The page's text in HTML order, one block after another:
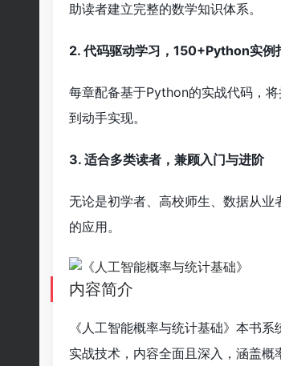
助读者建立完整的数学知识体系。
2. 代码驱动学习，150+Python实例
每章配备基于Python的实战代码，
到动手实现。
3. 适合多类读者，兼顾入门与进阶
无论是初学者、高校师生、数据从
的应用。
内容简介
《人工智能概率与统计基础》本书
实战技术，内容全面且深入，涵盖